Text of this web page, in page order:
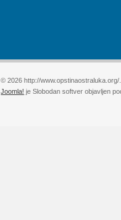
© 2026 http://
Joomla! je Slobodan softver objavljen